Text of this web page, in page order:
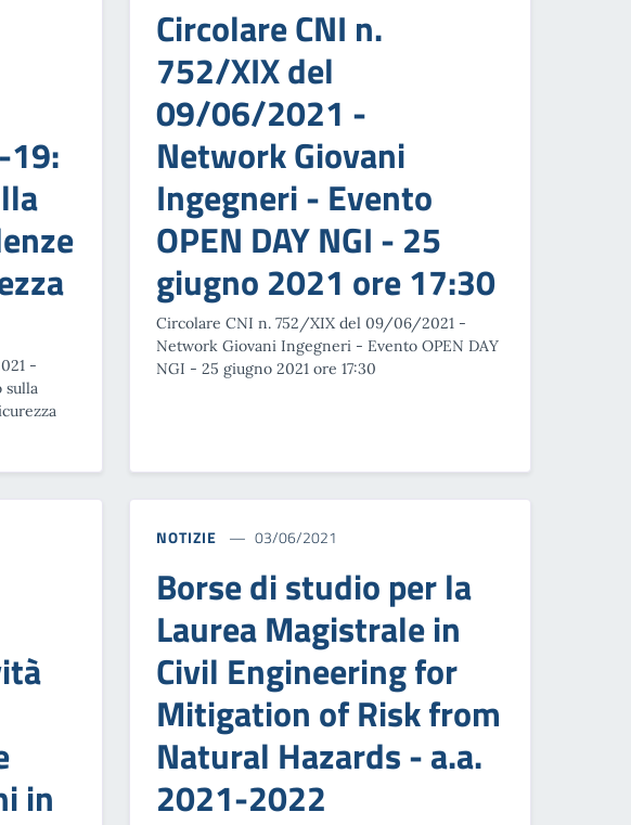
19:
-
sulla
Circolare CNI n.
752/XIX del
09/06/2021 -
Network Giovani
Ingegneri - Evento
OPEN DAY NGI - 25
giugno 2021 ore 17:30
Circolare CNI n. 752/XIX del 09/06/2021 -
Network Giovani Ingegneri - Evento OPEN DAY
NGI - 25 giugno 2021 ore 17:30
in
NOTIZIE 03/06/2021
Borse di studio per la
Laurea Magistrale in
Civil Engineering for
Mitigation of Risk from
Natural Hazards - a.a.
2021-2022